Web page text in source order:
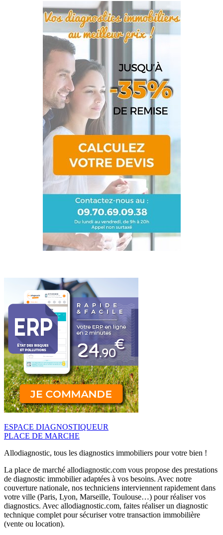
ESPACE DIAGNOSTIQUEUR
PLACE DE MARCHE
Allodiagnostic, tous les diagnostics immobiliers pour votre bien !
La place de marché allodiagnostic.com vous propose des prestations
de diagnostic immobilier adaptées à vos besoins. Avec notre
couverture nationale, nos techniciens interviennent rapidement dans
votre ville (Paris, Lyon, Marseille, Toulouse…) pour réaliser vos
diagnostics. Avec allodiagnostic.com, faites réaliser un diagnostic
technique complet pour sécuriser votre transaction immobilière
(vente ou location).